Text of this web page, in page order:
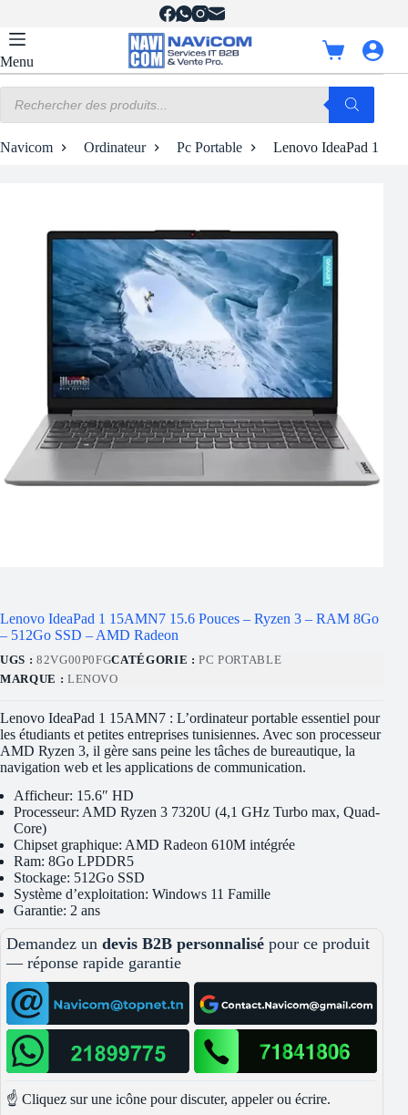
contenu
Menu
Panier
d’achat
produits
Navicom Ordinateur Pc Portable Lenovo IdeaPad 1
Lenovo IdeaPad 1 15AMN7 15.6 Pouces – Ryzen 3 – RAM 8Go
– 512Go SSD – AMD Radeon
UGS : 82VG00P0FGCATÉGORIE :PC PORTABLE
MARQUE : LENOVO
Lenovo IdeaPad 1 15AMN7 : L’ordinateur portable essentiel pour
les étudiants et petites entreprises tunisiennes. Avec son processeur
AMD Ryzen 3, il gère sans peine les tâches de bureautique, la
navigation web et les applications de communication.
Afficheur: 15.6″ HD
Processeur: AMD Ryzen 3 7320U (4,1 GHz Turbo max, Quad-
Core)
Chipset graphique: AMD Radeon 610M intégrée
Ram: 8Go LPDDR5
Stockage: 512Go SSD
Système d’exploitation: Windows 11 Famille
Garantie: 2 ans
Demandez un devis B2B personnalisé pour ce produit
— réponse rapide garantie
☝️ Cliquez sur une icône pour discuter, appeler ou écrire.